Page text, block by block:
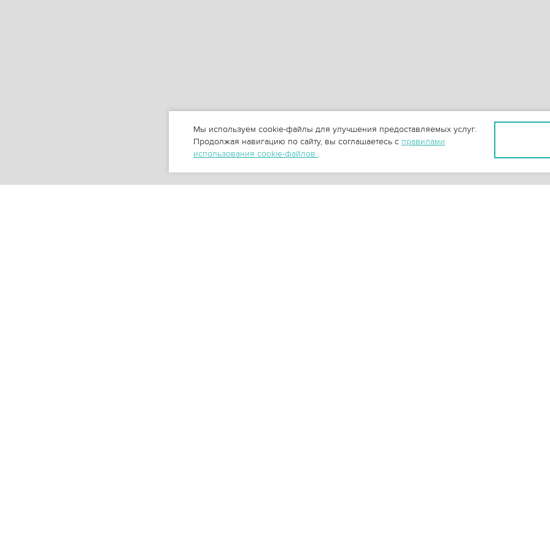
Мы используем cookie-файлы для улучшения предоставляемых услуг.
Продолжая навигацию по сайту, вы соглашаетесь с правилами
использования cookie-файлов .